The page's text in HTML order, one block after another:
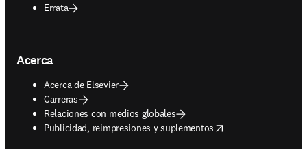
Errata
Acerca
Acerca de Elsevier
Carreras
Relaciones con medios globales
Publicidad, reimpresiones y suplementos
opens in new tab/window